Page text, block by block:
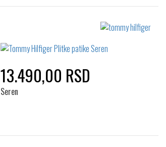
Izaberi željeni broj:
42
13.490,00 RSD
Seren